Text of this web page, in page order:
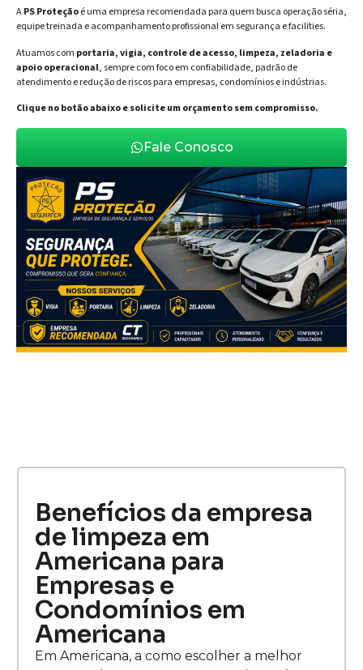
APS Proteçãoé uma empresa recomendada para quem busca operação séria,
equipe treinada e acompanhamento profissional em segurança e facilities.
Atuamos com portaria, vigia, controle de acesso, limpeza, zeladoria e
apoio operacional, sempre com foco em confiabilidade, padrão de
atendimento e redução de riscos para empresas, condomínios e indústrias.
Clique no botão abaixo e solicite um orçamento sem compromisso.
Fale Conosco
Benefícios da empresa
de limpeza em
Americana para
Empresas e
Condomínios em
Americana
Em Americana, a como escolher a melhor